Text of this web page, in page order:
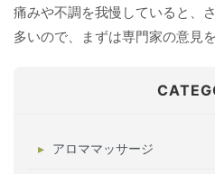
痛みや不調を我慢していると、
多いので、まずは専門家の意見
アロママッサージ